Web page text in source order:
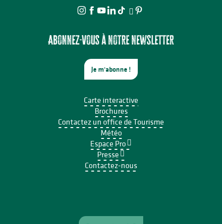
Abonnez-vous à notre newsletter
Je m'abonne !
Carte interactive
Brochures
Contactez un office de Tourisme
Météo
Espace Pro
Presse
Contactez-nous